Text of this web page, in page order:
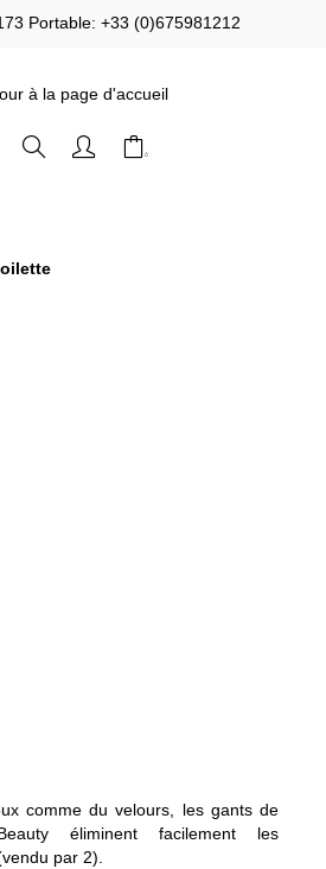
Portable: +33 (0)675981212
comme du velours, les gants de
éliminent facilement les
par 2).